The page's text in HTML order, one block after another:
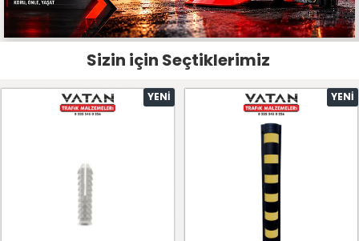
Sizin için Seçtiklerimiz
YENI YENI